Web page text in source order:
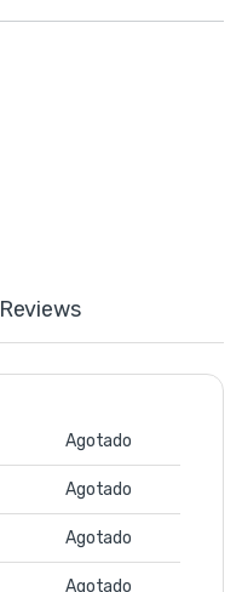
Reviews
Agotado
Agotado
Agotado
Agotado